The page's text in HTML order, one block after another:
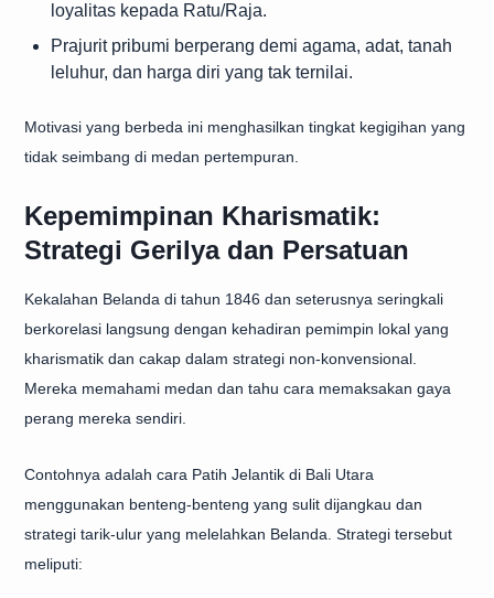
loyalitas kepada Ratu/Raja.
Prajurit pribumi berperang demi agama, adat, tanah
leluhur, dan harga diri yang tak ternilai.
Motivasi yang berbeda ini menghasilkan tingkat kegigihan yang
tidak seimbang di medan pertempuran.
Kepemimpinan Kharismatik:
Strategi Gerilya dan Persatuan
Kekalahan Belanda di tahun 1846 dan seterusnya seringkali
berkorelasi langsung dengan kehadiran pemimpin lokal yang
kharismatik dan cakap dalam strategi non-konvensional.
Mereka memahami medan dan tahu cara memaksakan gaya
perang mereka sendiri.
Contohnya adalah cara Patih Jelantik di Bali Utara
menggunakan benteng-benteng yang sulit dijangkau dan
strategi tarik-ulur yang melelahkan Belanda. Strategi tersebut
meliputi: